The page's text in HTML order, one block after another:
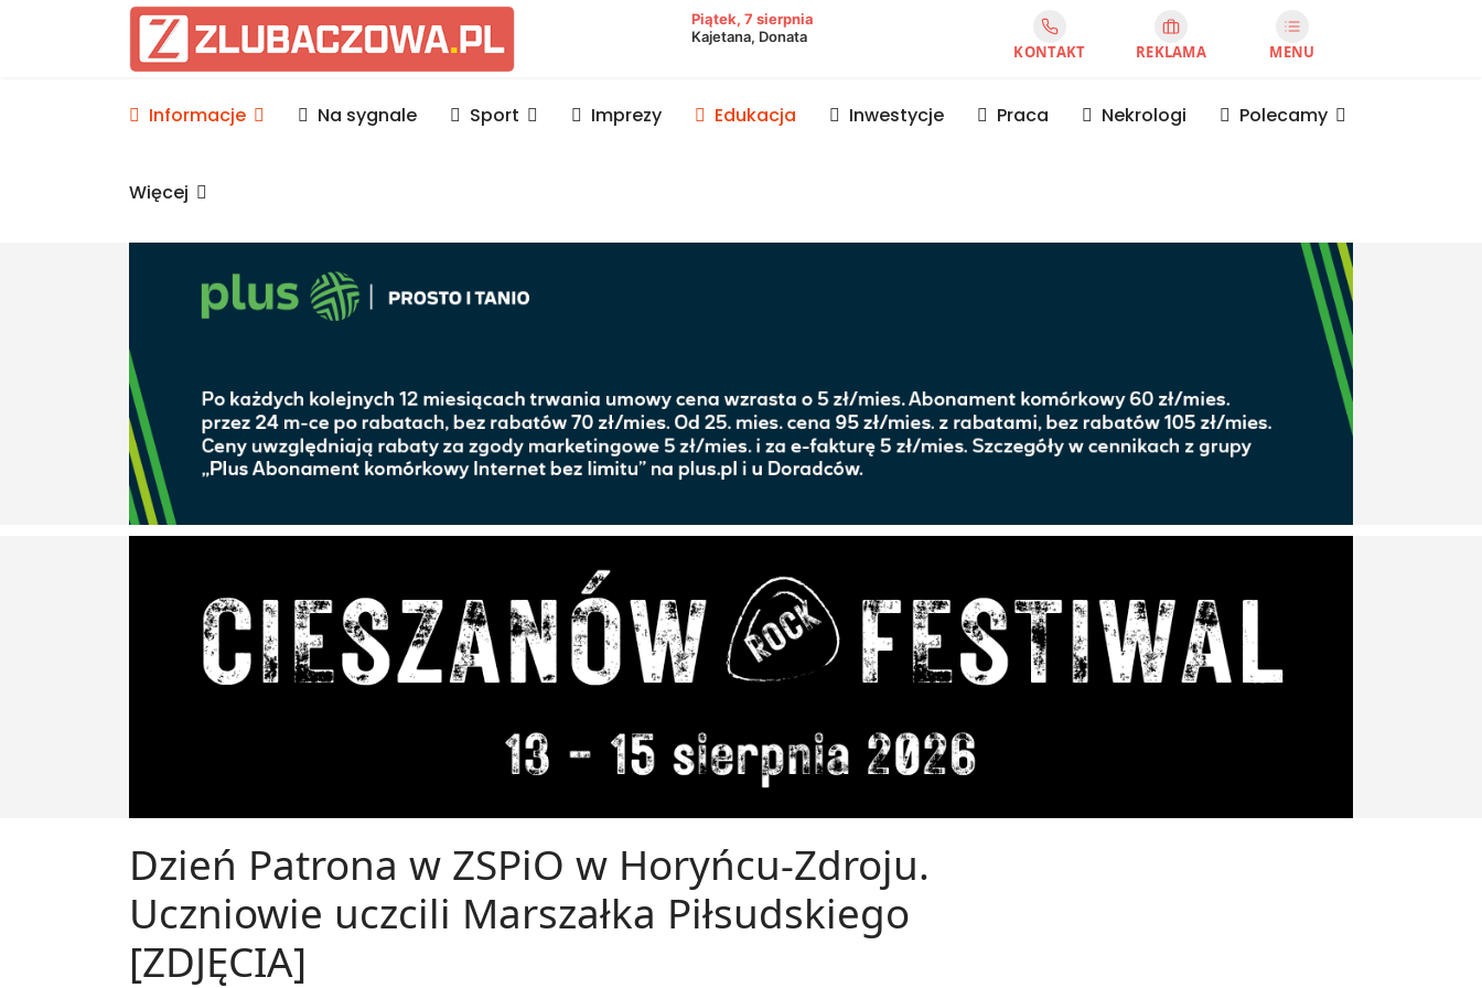
Informacje Lubaczów, powiat lubaczowski
Piątek, 7 sierpnia
Kajetana, Donata
KONTAKT REKLAMA MENU
Informacje Na sygnale Sport Imprezy Edukacja Inwestycje Praca Nekrologi Polecamy
Więcej
Dzień Patrona w ZSPiO w Horyńcu-Zdroju.
Uczniowie uczcili Marszałka Piłsudskiego
[ZDJĘCIA]